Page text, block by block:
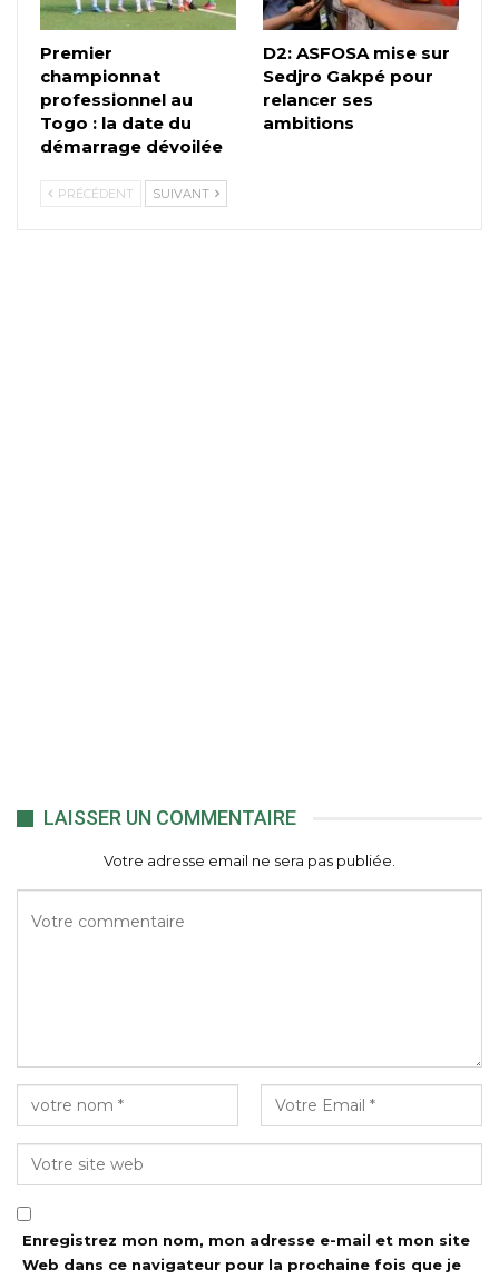
Premier
championnat
professionnel au
Togo : la date du
démarrage dévoilée
D2: ASFOSA mise sur
Sedjro Gakpé pour
relancer ses
ambitions
PRÉCÉDENT SUIVANT
LAISSER UN COMMENTAIRE
Votre adresse email ne sera pas publiée.
Enregistrez mon nom, mon adresse e-mail et mon site
Web dans ce navigateur pour la prochaine fois que je